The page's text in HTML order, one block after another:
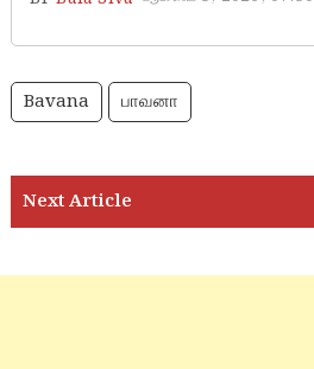
Bavana பாவனா